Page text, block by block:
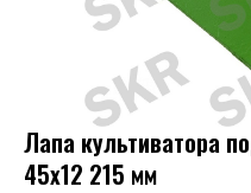
Лапа культиватора
45х12 215 мм